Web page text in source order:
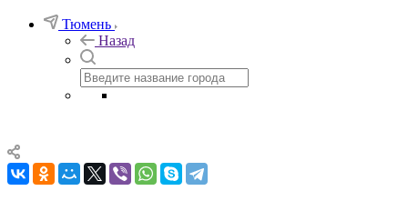
Тюмень
Назад